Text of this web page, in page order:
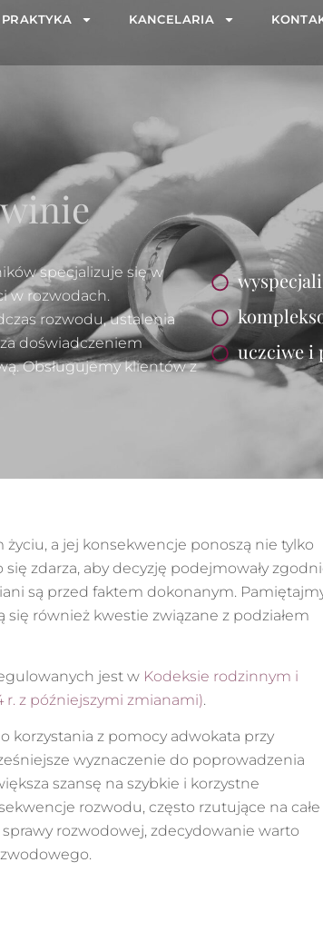
PRAKTYKA KANCELARIA
specjalizuje się w
w rozwodach.
rozwodu, ustalenia
doświadczeniem
Obsługujemy klientów z
uczciwe i
a jej konsekwencje ponoszą nie tylko
zdarza, aby decyzję podejmowały
są przed faktem dokonanym.
również kwestie związane z podziałem
jest w Kodeksie rodzinnym i
z późniejszymi zmianami).
korzystania z pomocy adwokata przy
wyznaczenie do poprowadzenia
szansę na szybkie i korzystne
rozwodu, często rzutujące na całe
rozwodowej, zdecydowanie warto